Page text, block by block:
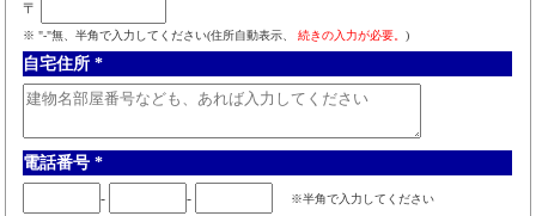
〒
※ "-"無、半角で入力してください(住所自動表示、 続きの入力が必要。 )
自宅住所 *
電話番号 *
- - ※半角で入力してください